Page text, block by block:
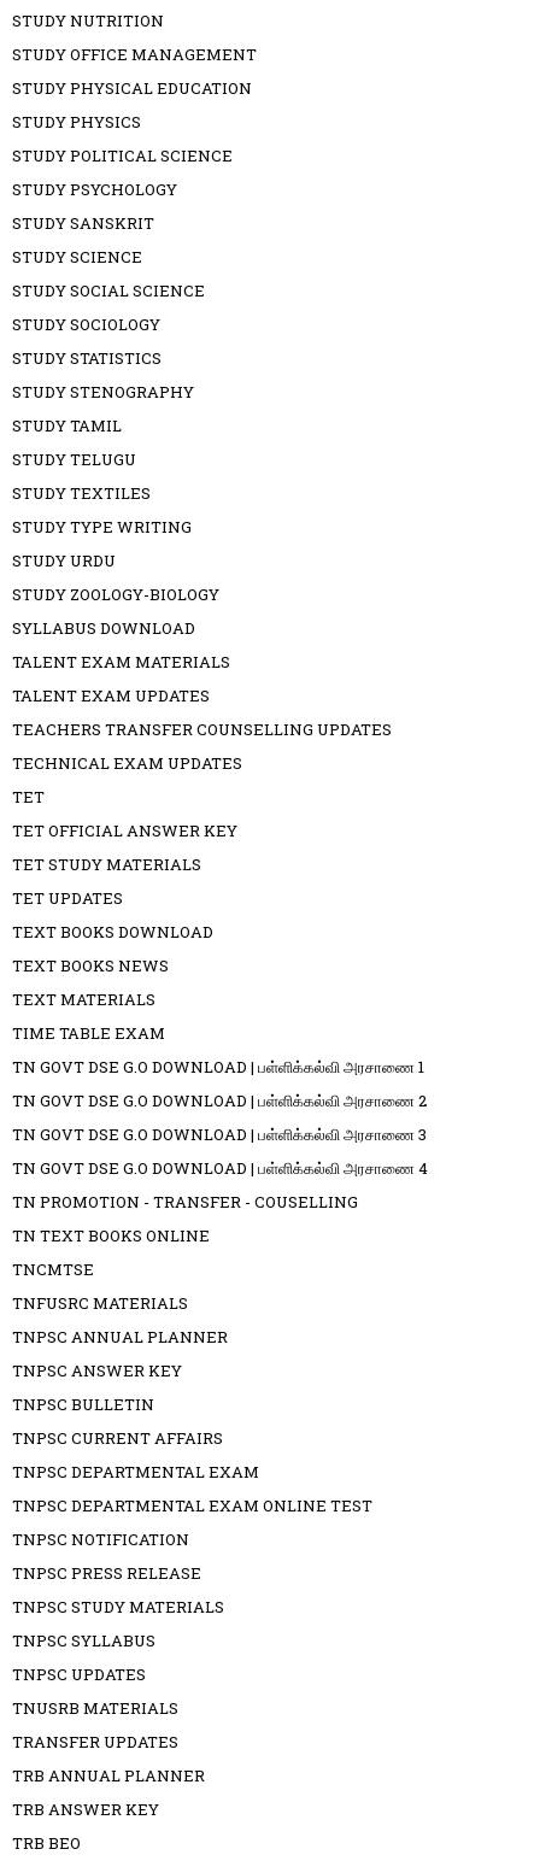
STUDY NUTRITION
STUDY OFFICE MANAGEMENT
STUDY PHYSICAL EDUCATION
STUDY PHYSICS
STUDY POLITICAL SCIENCE
STUDY PSYCHOLOGY
STUDY SANSKRIT
STUDY SCIENCE
STUDY SOCIAL SCIENCE
STUDY SOCIOLOGY
STUDY STATISTICS
STUDY STENOGRAPHY
STUDY TAMIL
STUDY TELUGU
STUDY TEXTILES
STUDY TYPE WRITING
STUDY URDU
STUDY ZOOLOGY-BIOLOGY
SYLLABUS DOWNLOAD
TALENT EXAM MATERIALS
TALENT EXAM UPDATES
TEACHERS TRANSFER COUNSELLING UPDATES
TECHNICAL EXAM UPDATES
TET
TET OFFICIAL ANSWER KEY
TET STUDY MATERIALS
TET UPDATES
TEXT BOOKS DOWNLOAD
TEXT BOOKS NEWS
TEXT MATERIALS
TIME TABLE EXAM
TN GOVT DSE G.O DOWNLOAD | பள்ளிக்கல்வி அரசாணை 1
TN GOVT DSE G.O DOWNLOAD | பள்ளிக்கல்வி அரசாணை 2
TN GOVT DSE G.O DOWNLOAD | பள்ளிக்கல்வி அரசாணை 3
TN GOVT DSE G.O DOWNLOAD | பள்ளிக்கல்வி அரசாணை 4
TN PROMOTION - TRANSFER - COUSELLING
TN TEXT BOOKS ONLINE
TNCMTSE
TNFUSRC MATERIALS
TNPSC ANNUAL PLANNER
TNPSC ANSWER KEY
TNPSC BULLETIN
TNPSC CURRENT AFFAIRS
TNPSC DEPARTMENTAL EXAM
TNPSC DEPARTMENTAL EXAM ONLINE TEST
TNPSC NOTIFICATION
TNPSC PRESS RELEASE
TNPSC STUDY MATERIALS
TNPSC SYLLABUS
TNPSC UPDATES
TNUSRB MATERIALS
TRANSFER UPDATES
TRB ANNUAL PLANNER
TRB ANSWER KEY
TRB BEO